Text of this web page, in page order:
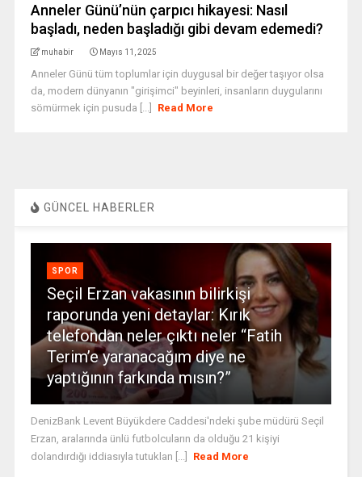
Anneler Günü’nün çarpıcı hikayesi: Nasıl
başladı, neden başladığı gibi devam edemedi?
muhabir Mayıs 11, 2025
Anneler Günü tüm toplumlar için duygusal bir değer taşıyor olsa
da, modern dünyanın "girişimci" beyinleri, insanların duygularını
sömürmek için pusuda [...]
Read More
GÜNCEL HABERLER
SPOR
Seçil Erzan vakasının bilirkişi
raporunda yeni detaylar: Kırık
telefondan neler çıktı neler “Fatih
Terim’e yaranacağım diye ne
yaptığının farkında mısın?”
DenizBank Levent Büyükdere Caddesi'ndeki şube müdürü Seçil
Erzan, aralarında ünlü futbolcuların da olduğu 21 kişiyi
dolandırdığı iddiasıyla tutuklan [...]
Read More